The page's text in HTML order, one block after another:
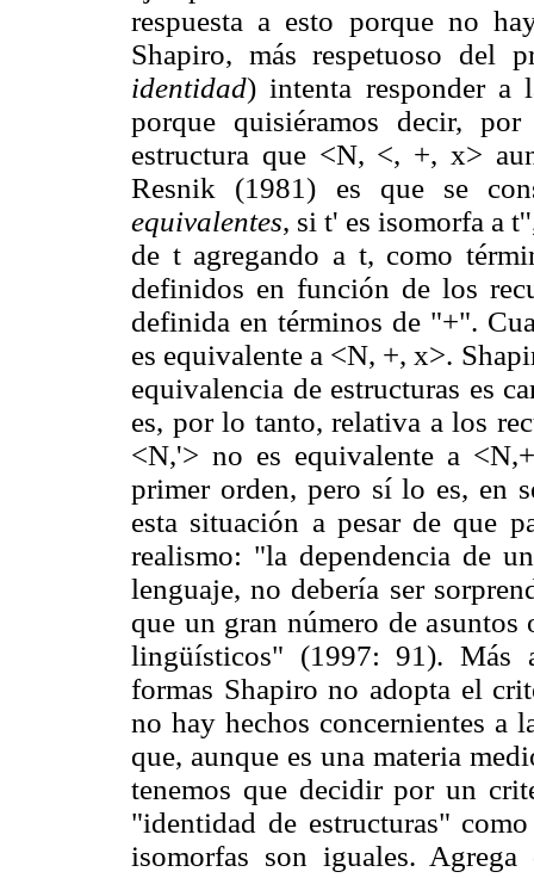
respuesta a esto porque no
Shapiro, más respetuoso del
identidad) intenta responder a
porque quisiéramos decir,
estructura que <N, <, +, x>
Resnik (1981) es que se
equivalentes, si t' es isomorfa a
de t agregando a t, como
definidos en función de los
definida en términos de "+".
es equivalente a <N, +, x>.
equivalencia de estructuras es
es, por lo tanto, relativa a los
<N,'> no es equivalente a
primer orden, pero sí lo es, en
esta situación a pesar de que
realismo: "la dependencia de
lenguaje, no debería ser
que un gran número de asuntos
lingüísticos" (1997: 91). Más
formas Shapiro no adopta el
no hay hechos concernientes a
que, aunque es una materia
tenemos que decidir por un
"identidad de estructuras"
isomorfas son iguales.